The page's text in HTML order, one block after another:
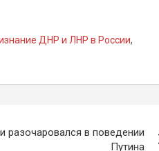
ДНР и ЛНР в России,
разочаровался в поведении
Путина